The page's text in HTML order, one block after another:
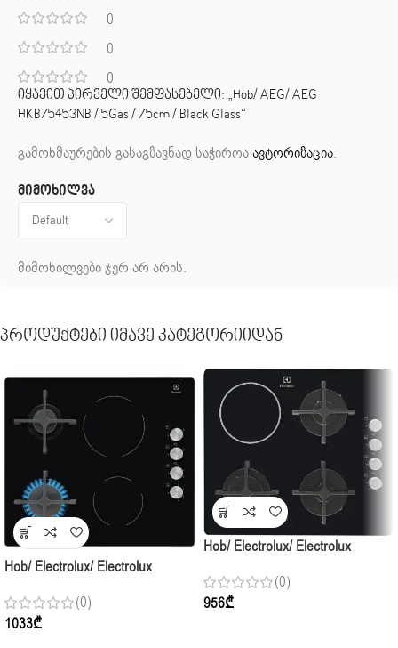
0
0
0
მიმოხილვა
მიმოხილვები ჯერ არ არის.
იყავით პირველი შემფასებელი: „Hob/ AEG/ AEG
HKB75453NB / 5Gas / 75cm / Black Glass“
გამოხმაურების გასაგზავნად საჭიროაავტორიზაცია.
Პროდუქტები Იმავე Კატეგორიიდან
Hob/ Electrolux/ Electrolux
60cm / Black Glass
(0)
1033₾
Hob/ Electrolux/ Electrolux
60cm / Black Glass
(0)
956₾